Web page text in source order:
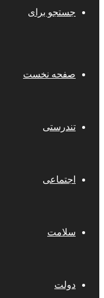
جستجو برای
صفحه نخست
تندرستی
اجتماعی
سلامت
دولت